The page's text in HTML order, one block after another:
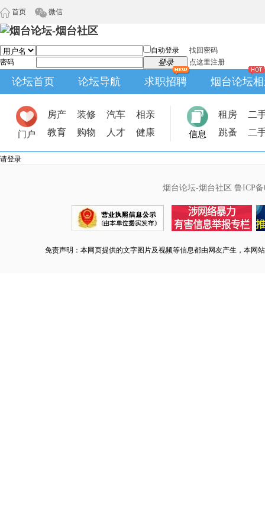
首页 微信
自动登录
找回密码
密码
登录 点这里注册
论坛首页 论坛导航 求职招聘 烟台论坛
门户
房产 装修 汽车
相亲
教育
购物 人才 健康 信息
租房
二
跳蚤
二
请登录
烟台论坛-烟台社区 鲁ICP备
免责声明：本网页提供的文字图片及视频等信息都由网友产生，本网